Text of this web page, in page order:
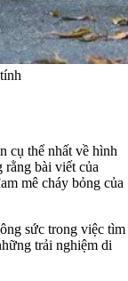
cụ thể nhất về hình
bài viết của
mê cháy bỏng của
sức trong việc tìm
trải nghiệm di